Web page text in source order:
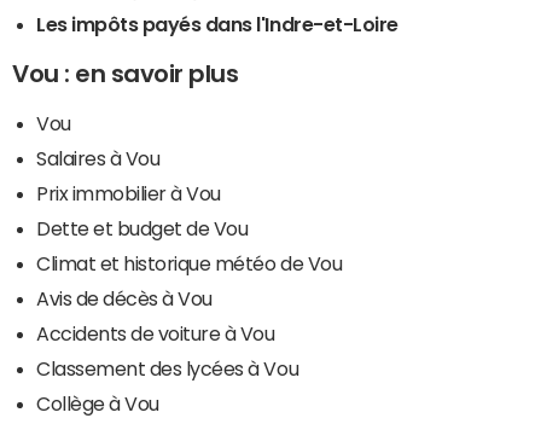
Les impôts payés dans l'Indre-et-Loire
Vou : en savoir plus
Vou
Salaires à Vou
Prix immobilier à Vou
Dette et budget de Vou
Climat et historique météo de Vou
Avis de décès à Vou
Accidents de voiture à Vou
Classement des lycées à Vou
Collège à Vou